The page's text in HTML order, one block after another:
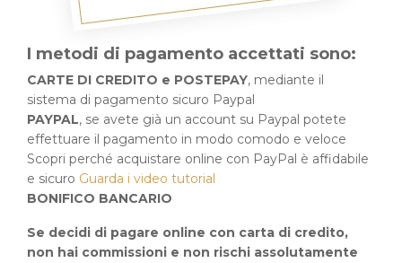
I metodi di pagamento accettati sono:
CARTE DI CREDITO e POSTEPAY, mediante il
sistema di pagamento sicuro Paypal
PAYPAL, se avete già un account su Paypal potete
effettuare il pagamento in modo comodo e veloce
Scopri perché acquistare online con PayPal è affidabile
e sicuro Guarda i video tutorial
BONIFICO BANCARIO
Se decidi di pagare online con carta di credito,
non hai commissioni e non rischi assolutamente